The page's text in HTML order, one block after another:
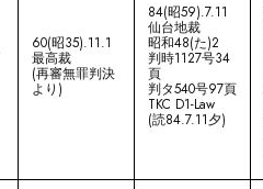
60(昭35).11.1
最高裁
(再審無罪判決
より)
84(昭59).7.11
仙台地裁
昭和48(た)2
判時1127号34
頁
判タ540号97頁
TKC D1-Law
(読84.7.11夕)